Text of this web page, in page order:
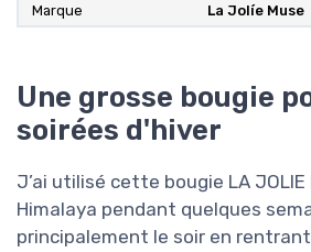
Marque La Jolíe Muse
Une grosse bougie
soirées d'hiver
J’ai utilisé cette bougie LA JOLIE
Himalaya pendant quelques
principalement le soir en rentrant